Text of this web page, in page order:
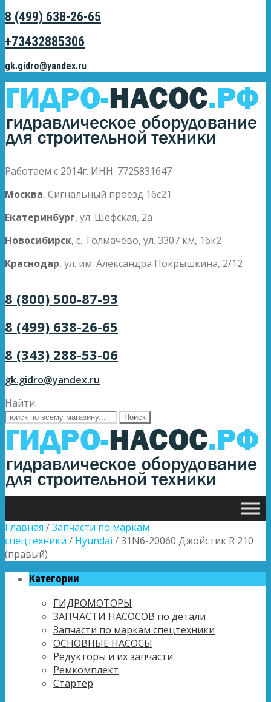
8 (499) 638-26-65
+73432885306
gk.gidro@yandex.ru
Работаем с 2014г. ИНН: 7725831647
Москва, Сигнальный проезд 16с21
Екатеринбург, ул. Шефская, 2а
Новосибирск, с. Толмачево, ул. 3307 км, 16к2
Краснодар, ул. им. Александра Покрышкина, 2/12
8 (800) 500-87-93
8 (499) 638-26-65
8 (343) 288-53-06
gk.gidro@yandex.ru
Найти:
Главная /Запчасти по маркам
спецтехники / Hyundai / 31N6-20060 Джойстик R 210
(правый)
Категории
ГИДРОМОТОРЫ
ЗАПЧАСТИ НАСОСОВ по детали
Запчасти по маркам спецтехники
ОСНОВНЫЕ НАСОСЫ
Редукторы и их запчасти
Ремкомплект
Стартер